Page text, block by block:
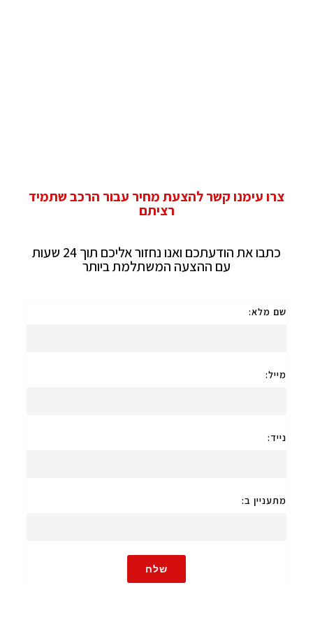
צרו עימנו קשר להצעת מחיר עבור הרכב שתמיד
רציתם
כתבו את הודעתכם ואנו נחזור אליכם תוך 24 שעות
עם ההצעה המשתלמת ביותר
שם מלא:
מייל:
נייד:
מתעניין ב:
שלח